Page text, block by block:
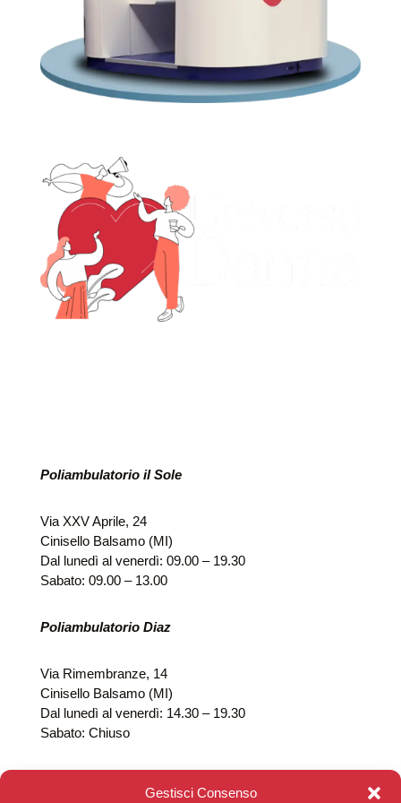
Gestisci Consenso
Poliambulatorio il Sole
Via XXV Aprile, 24
Cinisello Balsamo (MI)
Dal lunedì al venerdì: 09.00 – 19.30
Sabato: 09.00 – 13.00
Poliambulatorio Diaz
Via Rimembranze, 14
Cinisello Balsamo (MI)
Dal lunedì al venerdì: 14.30 – 19.30
Sabato: Chiuso